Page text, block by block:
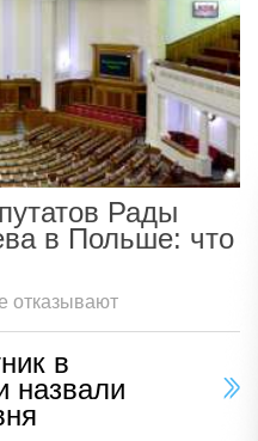
Рады
в Польше: что
отказывают
в
назвали